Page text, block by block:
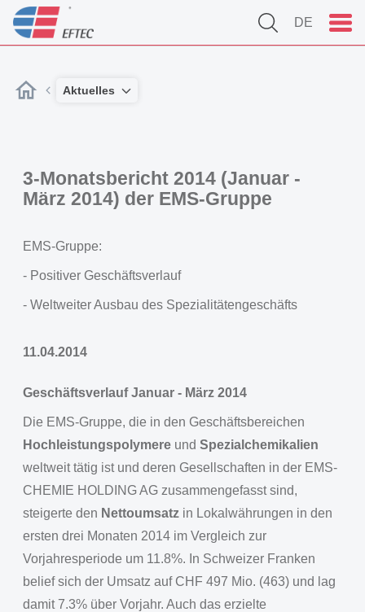
DE
Aktuelles
3-Monatsbericht 2014 (Januar -
März 2014) der EMS-Gruppe
EMS-Gruppe:
- Positiver Geschäftsverlauf
- Weltweiter Ausbau des Spezialitätengeschäfts
11.04.2014
Geschäftsverlauf Januar - März 2014
Die EMS-Gruppe, die in den Geschäftsbereichen
Hochleistungspolymere und Spezialchemikalien
weltweit tätig ist und deren Gesellschaften in der EMS-
CHEMIE HOLDING AG zusammengefasst sind,
steigerte den Nettoumsatz in Lokalwährungen in den
ersten drei Monaten 2014 im Vergleich zur
Vorjahresperiode um 11.8%. In Schweizer Franken
belief sich der Umsatz auf CHF 497 Mio. (463) und lag
damit 7.3% über Vorjahr. Auch das erzielte